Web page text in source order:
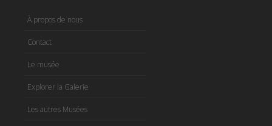
À propos de nous
Contact
Le musée
Explorer la Galerie
Les autres Musées